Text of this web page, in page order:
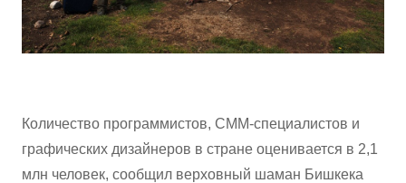
Количество программистов, СММ-специалистов и
графических дизайнеров в стране оценивается в 2,1
млн человек, сообщил верховный шаман Бишкека